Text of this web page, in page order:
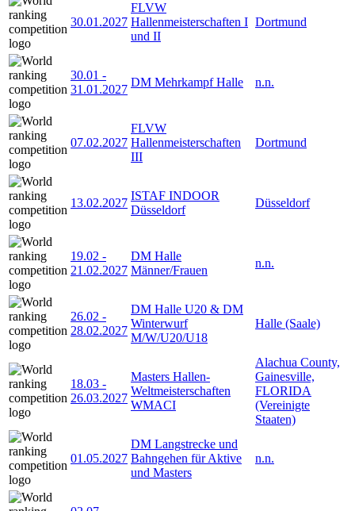
30.01.2027
FLVW
Hallenmeisterschaften I
und II
Dortmund
30.01 -
31.01.2027
DM Mehrkampf Halle n.n.
07.02.2027
FLVW
Hallenmeisterschaften
III
Dortmund
13.02.2027
ISTAF INDOOR
Düsseldorf
Düsseldorf
19.02 -
21.02.2027
DM Halle
Männer/Frauen
n.n.
26.02 -
28.02.2027
DM Halle U20 & DM
Winterwurf
M/W/U20/U18
Halle (Saale)
18.03 -
26.03.2027
Masters Hallen-
Weltmeisterschaften
WMACI
Alachua County,
Gainesville,
FLORIDA
(Vereinigte
Staaten)
01.05.2027
DM Langstrecke und
Bahngehen für Aktive
und Masters
n.n.